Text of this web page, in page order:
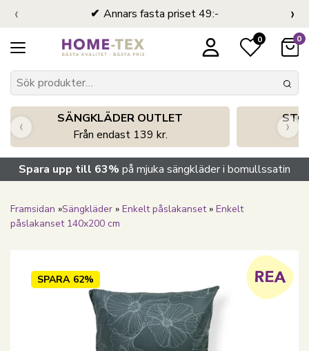
Annars fasta priset 49:-
‹ ›
0 0
SÄNGKLÄDER OUTLET
Från endast 139 kr.
‹ ›
Spara upp till 63% på mjuka sängkläder i bomullssatin
Framsidan »Sängkläder » Enkelt påslakanset» Enkelt
påslakanset 140x200 cm
SPARA 62%